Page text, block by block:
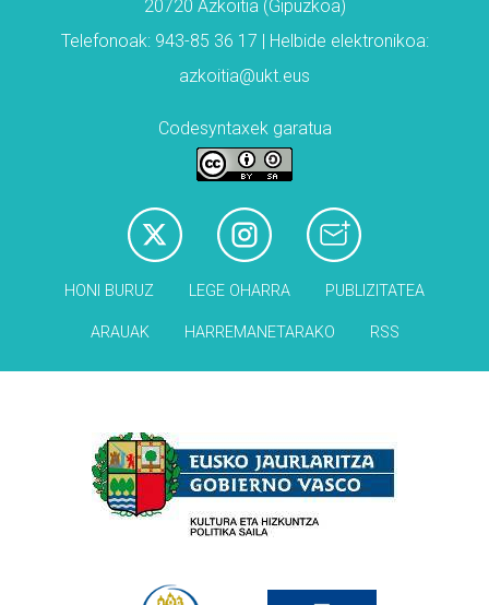
20720 Azkoitia (Gipuzkoa)
Telefonoak: 943-85 36 17 | Helbide elektronikoa:
azkoitia@ukt.eus
Codesyntaxek garatua
HONI BURUZ LEGE OHARRA PUBLIZITATEA
ARAUAK HARREMANETARAKO RSS